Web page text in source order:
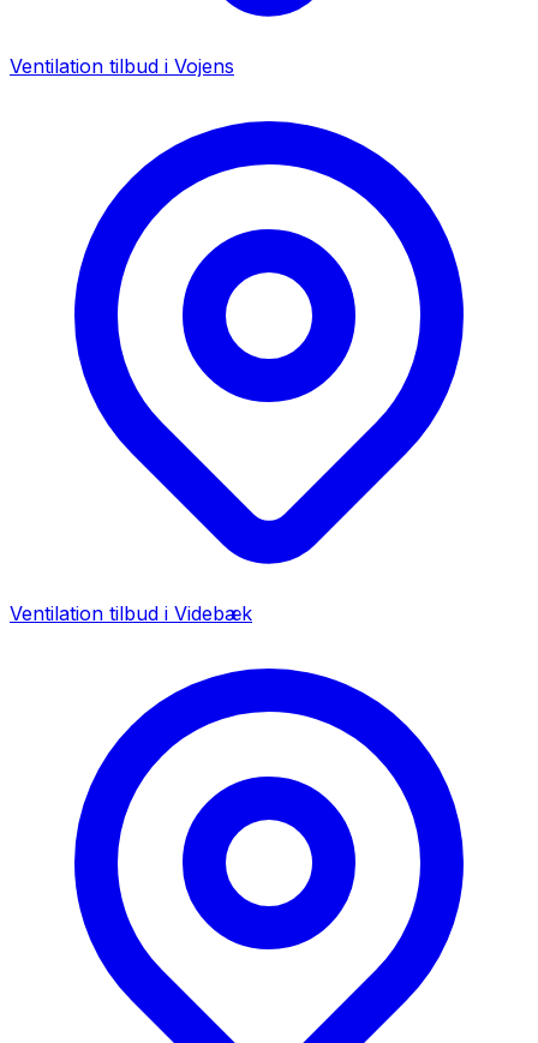
Ventilation tilbud i Vojens
Ventilation tilbud i Videbæk